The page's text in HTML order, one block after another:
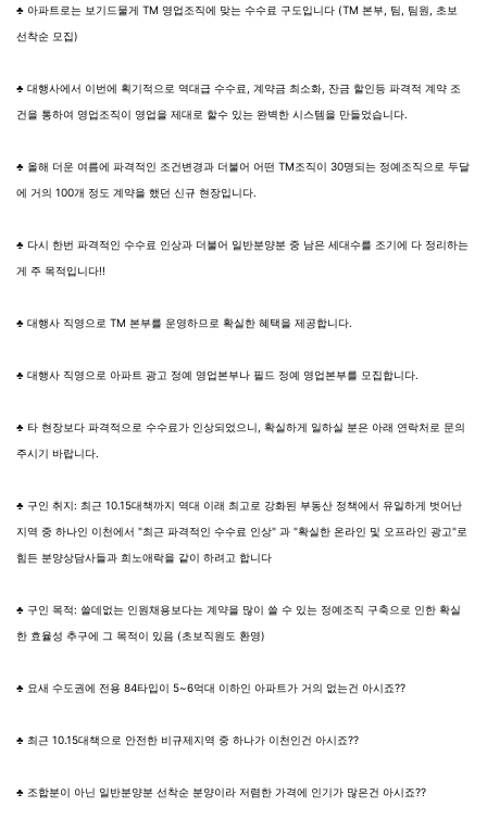
♣ 아파트로는 보기드물게 TM 영업조직에 맞는 수수료 구도입니다 (TM 본부, 팀, 팀원, 초보
선착순 모집)
♣ 대행사에서 이번에 획기적으로 역대급 수수료, 계약금 최소화, 잔금 할인등 파격적 계약 조
건을 통하여 영업조직이 영업을 제대로 할수 있는 완벽한 시스템을 만들었습니다.
♣ 올해 더운 여름에 파격적인 조건변경과 더불어 어떤 TM조직이 30명되는 정예조직으로 두달
에 거의 100개 정도 계약을 했던 신규 현장입니다.
♣ 다시 한번 파격적인 수수료 인상과 더불어 일반분양분 중 남은 세대수를 조기에 다 정리하는
게 주 목적입니다!!
♣ 대행사 직영으로 TM 본부를 운영하므로 확실한 혜택을 제공합니다.
♣ 대행사 직영으로 아파트 광고 정예 영업본부나 필드 정예 영업본부를 모집합니다.
♣ 타 현장보다 파격적으로 수수료가 인상되었으니, 확실하게 일하실 분은 아래 연락처로 문의
주시기 바랍니다.
♣ 구인 취지: 최근 10.15대책까지 역대 이래 최고로 강화된 부동산 정책에서 유일하게 벗어난
지역 중 하나인 이천에서 "최근 파격적인 수수료 인상" 과 "확실한 온라인 및 오프라인 광고"로
힘든 분양상담사들과 희노애락을 같이 하려고 합니다
♣ 구인 목적: 쓸데없는 인원채용보다는 계약을 많이 쓸 수 있는 정예조직 구축으로 인한 확실
한 효율성 추구에 그 목적이 있음 (초보직원도 환영)
♣ 요새 수도권에 전용 84타입이 5~6억대 이하인 아파트가 거의 없는건 아시죠??
♣ 최근 10.15대책으로 안전한 비규제지역 중 하나가 이천인건 아시죠??
♣ 조합분이 아닌 일반분양분 선착순 분양이라 저렴한 가격에 인기가 많은건 아시죠??